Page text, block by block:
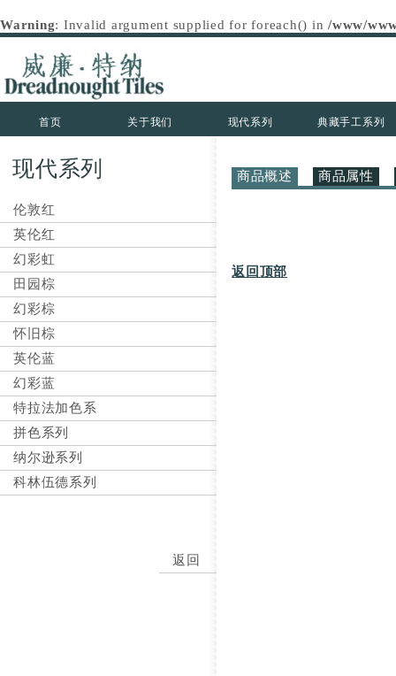
Warning: Invalid argument supplied for foreach() in /www/
首页 关于我们 现代系列 典藏手工系列
现代系列
伦敦红
英伦红
幻彩虹
田园棕
幻彩棕
怀旧棕
英伦蓝
幻彩蓝
特拉法加色系
拼色系列
纳尔逊系列
科林伍德系列
返回
商品概述 商品属性
返回顶部